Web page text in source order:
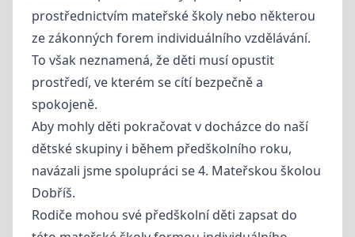
prostřednictvím mateřské školy nebo některou
ze zákonných forem individuálního vzdělávání.
To však neznamená, že děti musí opustit
prostředí, ve kterém se cítí bezpečně a
spokojeně.
Aby mohly děti pokračovat v docházce do naší
dětské skupiny i během předškolního roku,
navázali jsme spolupráci se 4. Mateřskou školou
Dobříš.
Rodiče mohou své předškolní děti zapsat do